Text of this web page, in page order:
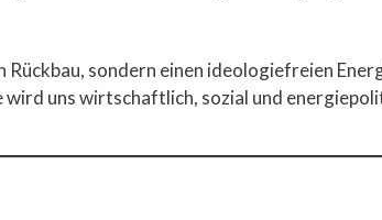
sondern einen ideologiefreien
uns wirtschaftlich, sozial und